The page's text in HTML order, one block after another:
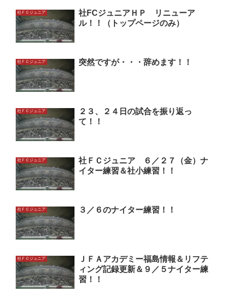
社ＦＣジュニア
社FCジュニアＨＰ リニューア
ル！！（トップページのみ）
社ＦＣジュニア 突然ですが・・・辞めます！！
社ＦＣジュニア
２３、２４日の試合を振り返っ
て！！
社ＦＣジュニア
社ＦＣジュニア ６／２７（金）ナ
イター練習＆社小練習！！
社ＦＣジュニア ３／６のナイター練習！！
社ＦＣジュニア
ＪＦＡアカデミー福島情報＆リフテ
ィング記録更新＆９／５ナイター練
習！！